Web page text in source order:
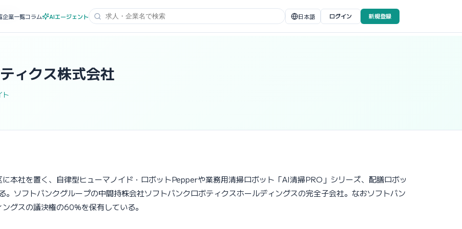
企業一覧コラム AIエージェント 日本語 ログイン 新規登録
会社
ィクス株式会社
ト
本社を置く、自律型ヒューマノイド・ロボットPepperや業務用清掃ロボット「AI清掃PRO」シリーズ、配膳ロボッ
ソフトバンクグループの中間持株会社ソフトバンクロボティクスホールディングスの完全子会社。なおソフトバン
グスの議決権の60%を保有している。